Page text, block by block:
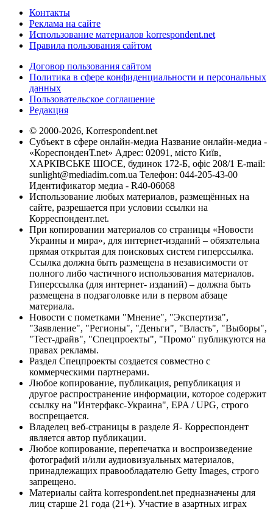
Контакты
Реклама на сайте
Использование материалов korrespondent.net
Правила пользования сайтом
Договор пользования сайтом
Политика в сфере конфиденциальности и персональных
данных
Пользовательское соглашение
Редакция
© 2000-2026, Korrespondent.net
Субъект в сфере онлайн-медиа Название онлайн-медиа -
«КореспонденТ.net» Адрес: 02091, місто Київ,
ХАРКІВСЬКЕ ШОСЕ, будинок 172-Б, офіс 208/1 E-mail:
sunlight@mediadim.com.ua Телефон: 044-205-43-00
Идентификатор медиа - R40-06068
Использование любых материалов, размещённых на
сайте, разрешается при условии ссылки на
Корреспондент.net.
При копировании материалов со страницы «Новости
Украины и мира», для интернет-изданий – обязательна
прямая открытая для поисковых систем гиперссылка.
Ссылка должна быть размещена в независимости от
полного либо частичного использования материалов.
Гиперссылка (для интернет- изданий) – должна быть
размещена в подзаголовке или в первом абзаце
материала.
Новости с пометками "Мнение", "Экспертиза",
"Заявление", "Регионы", "Деньги", "Власть", "Выборы",
"Тест-драйв", "Спецпроекты", "Промо" публикуются на
правах рекламы.
Раздел Спецпроекты создается совместно с
коммерческими партнерами.
Любое копирование, публикация, републикация и
другое распространение информации, которое содержит
ссылку на "Интерфакс-Украина", EPA / UPG, строго
воспрещается.
Владелец веб-страницы в разделе Я- Корреспондент
является автор публикации.
Любое копирование, перепечатка и воспроизведение
фотографий и/или аудиовизуальных материалов,
принадлежащих правообладателю Getty Images, строго
запрещено.
Материалы сайта korrespondent.net предназначены для
лиц старше 21 года (21+). Участие в азартных играх